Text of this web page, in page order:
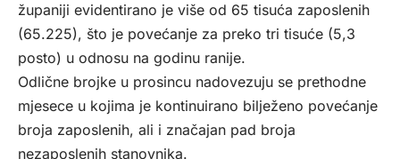
županiji evidentirano je više od 65 tisuća zaposlenih
(65.225), što je povećanje za preko tri tisuće (5,3
posto) u odnosu na godinu ranije.
Odlične brojke u prosincu nadovezuju se prethodne
mjesece u kojima je kontinuirano bilježeno povećanje
broja zaposlenih, ali i značajan pad broja
nezaposlenih stanovnika.